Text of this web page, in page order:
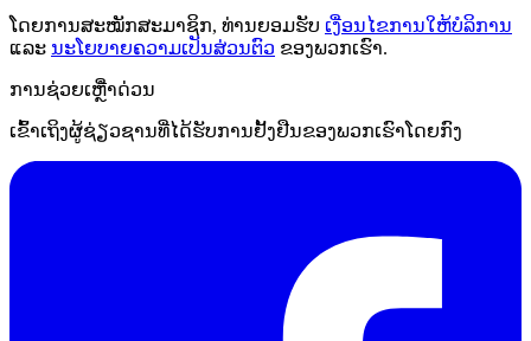
ໂດຍການສະໝັກສະມາຊິກ, ທ່ານຍອມຮັບ ເງື່ອນໄຂການໃຫ້ບໍລິການ
ແລະ ນະໂຍບາຍຄວາມເປັນສ່ວນຕົວ ຂອງພວກເຮົາ.
ການຊ່ວຍເຫຼືໍາດ່ວນ
ເຂົ້າເຖິງຜູ້ຊ່ຽວຊານທີ່ໄດ້ຮັບການຢັ້ງຢືນຂອງພວກເຮົາໂດຍກົງ